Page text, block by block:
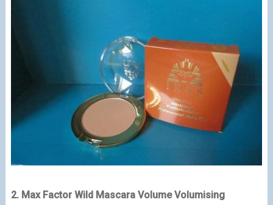
2. Max Factor Wild MascaraVolume Volumising